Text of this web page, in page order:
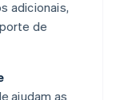
adicionais,
de
ajudam as